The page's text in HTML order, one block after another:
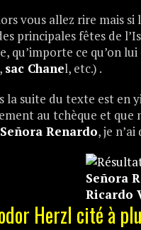
vous allez rire mais
principales fêtes de
qu’importe ce qu’on
sac Chanel, etc.) .
la suite du texte est en
au tchèque et que
Señora Renardo, je
Señora
Ricardo
Herzl cité à